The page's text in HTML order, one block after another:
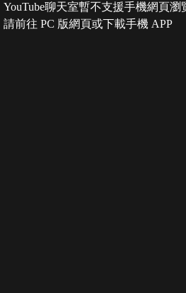
YouTube聊天室暫不支援手機網頁瀏
請前往 PC 版網頁或下載手機 APP